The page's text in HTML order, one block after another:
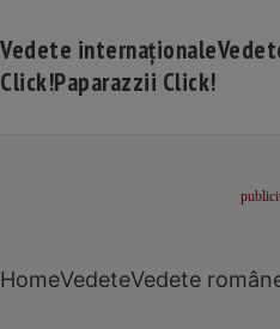
Vedete internaționale
Click!Paparazzii Click!
HomeVedeteVedete